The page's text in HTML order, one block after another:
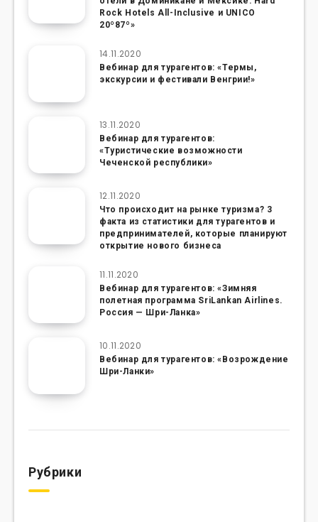
Rock Hotels All-Inclusive и UNICO
20º87º»
14.11.2020
Вебинар для турагентов: «Термы,
экскурсии и фестивали Венгрии!»
13.11.2020
Вебинар для турагентов:
«Туристические возможности
Чеченской республики»
12.11.2020
Что происходит на рынке туризма? 3
факта из статистики для турагентов и
предпринимателей, которые планируют
открытие нового бизнеса
11.11.2020
Вебинар для турагентов: «Зимняя
полетная программа SriLankan Airlines.
Россия — Шри-Ланка»
10.11.2020
Вебинар для турагентов: «Возрождение
Шри-Ланки»
Рубрики